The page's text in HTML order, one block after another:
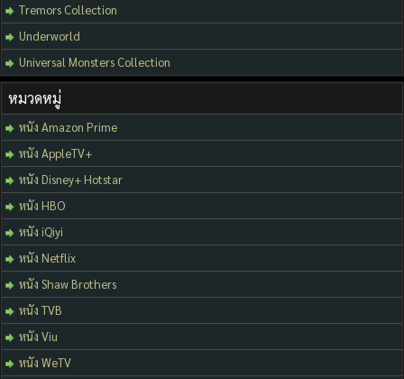
Tremors Collection
Underworld
Universal Monsters Collection
หมวดหมู่
หนัง Amazon Prime
หนัง AppleTV+
หนัง Disney+ Hotstar
หนัง HBO
หนัง iQiyi
หนัง Netflix
หนัง Shaw Brothers
หนัง TVB
หนัง Viu
หนัง WeTV